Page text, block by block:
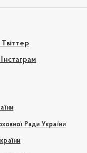
Твіттер
Інстаграм
Ради України